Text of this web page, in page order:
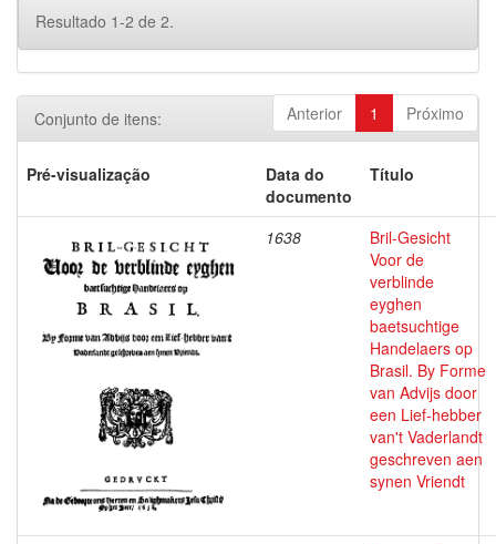
Resultado 1-2 de 2.
Anterior 1 Próximo
Conjunto de itens:
Pré-visualização
Data do
documento
Título
1638
Bril-Gesicht
Voor de
verblinde
eyghen
baetsuchtige
Handelaers op
Brasil. By Forme
van Advijs door
een Lief-hebber
van't Vaderlandt
geschreven aen
synen Vriendt